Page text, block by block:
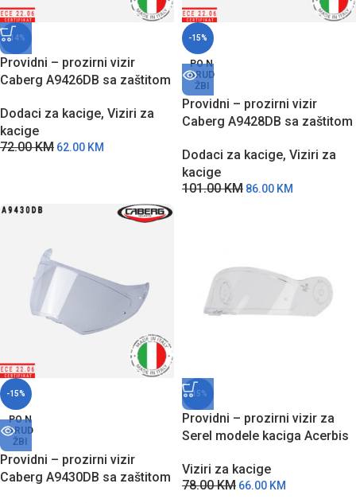
-14%
Providni – prozirni vizir
Caberg A9426DB sa zaštitom
modele kaciga
Dodaci za kacige, Viziri za
kacige
72.00KM 62.00 KM
-15%
PO N
ARUD
ŽBI
Providni – prozirni vizir
Caberg A9428DB sa zaštitom
modele kaciga
Dodaci za kacige, Viziri za
kacige
101.00KM 86.00 KM
-15%
PO N
ARUD
ŽBI
Providni – prozirni vizir
Caberg A9430DB sa zaštitom
-15%
Providni – prozirni vizir za
Serel modele kaciga Acerbis
Viziri za kacige
78.00KM 66.00 KM